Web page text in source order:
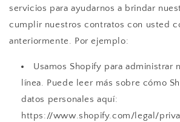
servicios para ayudarnos a brindar
cumplir nuestros contratos con usted
anteriormente. Por ejemplo:
Usamos Shopify para administrar
línea. Puede leer más sobre cómo
datos personales aquí:
https://www.shopify.com/legal/